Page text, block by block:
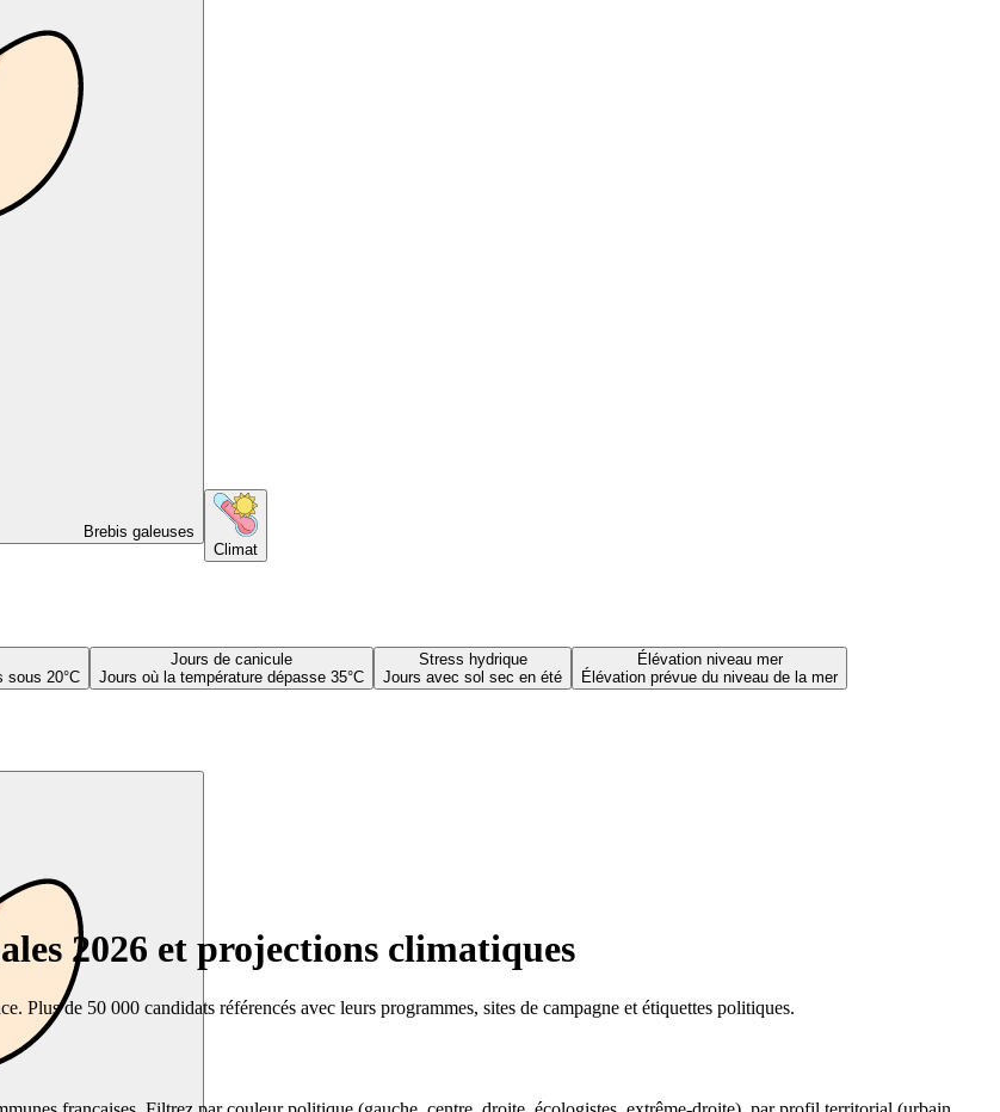
Brebis galeuses
Climat
sous 20°C
Jours de canicule
Jours où la température dépasse 35°C
Stress hydrique
Jours avec sol sec en été
Élévation niveau mer
Élévation prévue du niveau de la mer
2026 et projections climatiques
Plus de 50 000 candidats référencés avec leurs programmes, sites de campagne et étiquettes politiques.